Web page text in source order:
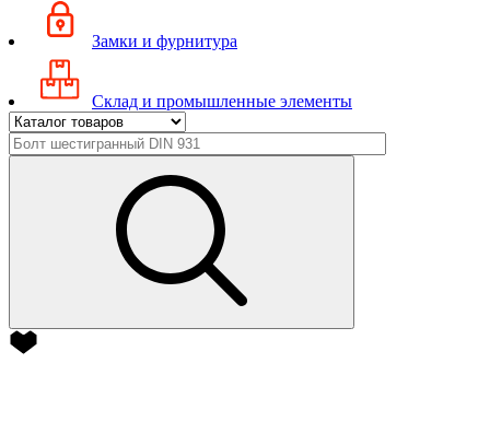
Замки и фурнитура
Склад и промышленные элементы